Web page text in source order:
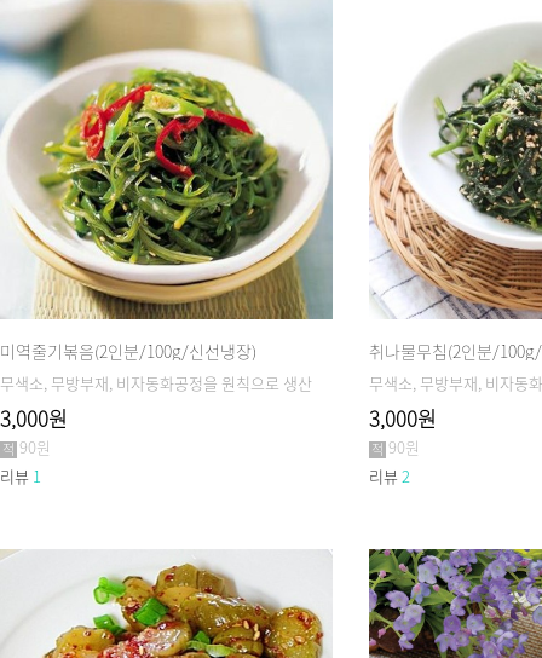
미역줄기볶음(2인분/100g/신선냉장)
무색소, 무방부재, 비자동화공정을 원칙으로 생산
3,000원
90원
리뷰 1
취나물무침(2인분/
무색소, 무방부재, 비자동
3,000원
90원
리뷰2